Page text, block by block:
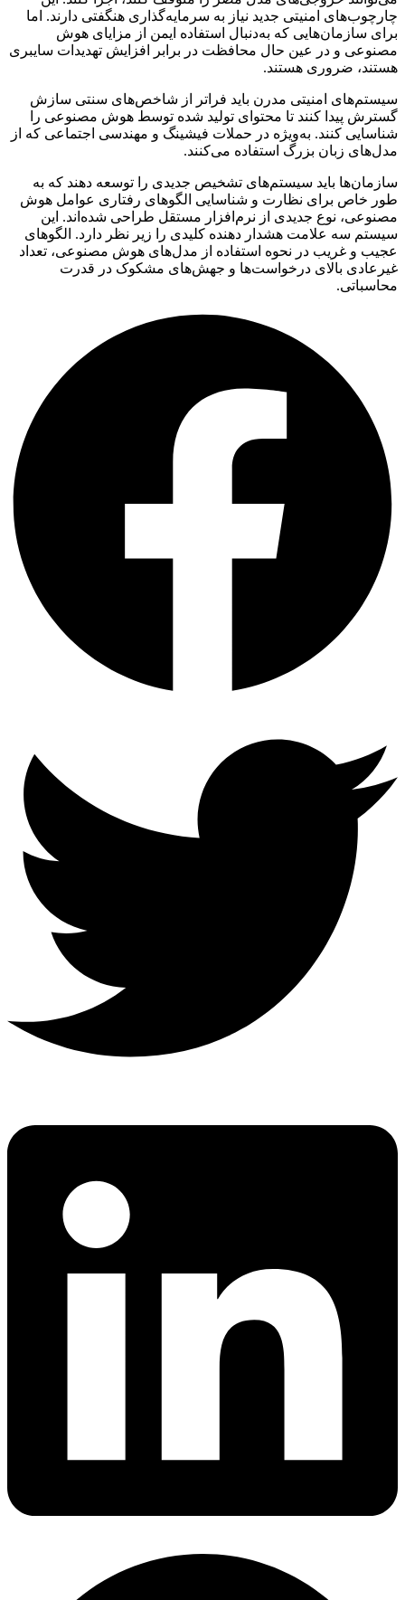
چارچوب‌های امنیتی جدید نیاز به سرمایه‌گذاری هنگفتی دارند. اما
برای سازمان‌هایی که به‌دنبال استفاده ایمن از مزایای هوش
مصنوعی و در عین حال محافظت در برابر افزایش تهدیدات سایبری
هستند، ضروری هستند.
سیستم‌های امنیتی مدرن باید فراتر از شاخص‌های سنتی سازش
گسترش پیدا کنند تا محتوای تولید شده توسط هوش مصنوعی را
شناسایی کنند. به‌ویژه در حملات فیشینگ و مهندسی اجتماعی که از
مدل‌های زبان بزرگ استفاده می‌کنند.
سازمان‌ها باید سیستم‌های تشخیص جدیدی را توسعه دهند که به
طور خاص برای نظارت و شناسایی الگوهای رفتاری عوامل هوش
مصنوعی، نوع جدیدی از نرم‌افزار مستقل طراحی شده‌اند. این
سیستم سه علامت هشدار دهنده کلیدی را زیر نظر دارد. الگوهای
عجیب و غریب در نحوه استفاده از مدل‌های هوش مصنوعی، تعداد
غیرعادی بالای درخواست‌ها و جهش‌های مشکوک در قدرت
محاسباتی.